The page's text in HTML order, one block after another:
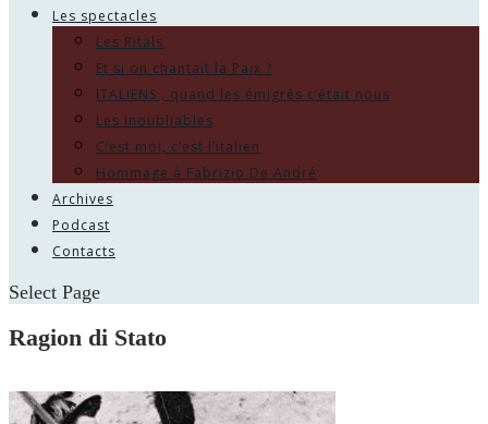
Les spectacles
Les Ritals
Et si on chantait la Paix ?
ITALIENS , quand les émigrés c’était nous
Les Inoubliables
C’est moi, c’est l’italien
Hommage à Fabrizio De André
Archives
Podcast
Contacts
Select Page
Ragion di Stato